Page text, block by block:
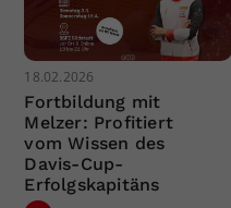
18.02.2026
Fortbildung mit
Melzer: Profitiert
vom Wissen des
Davis-Cup-
Erfolgskapitäns